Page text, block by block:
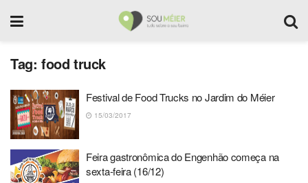
Tag: food truck
Festival de Food Trucks no Jardim do Méier
15/03/2017
Feira gastronômica do Engenhão começa na
sexta-feira (16/12)